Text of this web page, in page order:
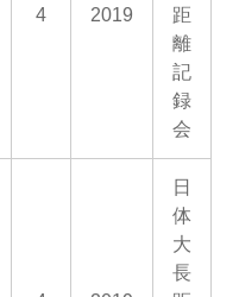
4 2019
距
離
記
録
会
日
体
大
長